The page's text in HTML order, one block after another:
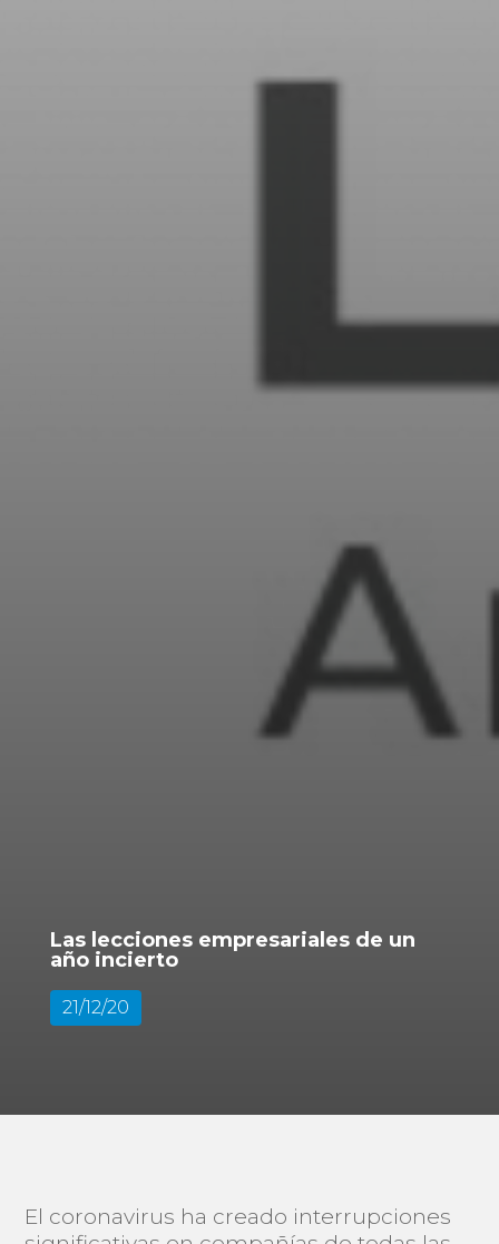
Las lecciones empresariales de un
año incierto
21/12/20
El coronavirus ha creado interrupciones